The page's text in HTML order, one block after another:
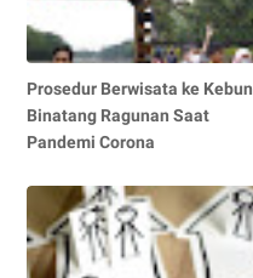
Prosedur Berwisata ke Kebun
Binatang Ragunan Saat
Pandemi Corona